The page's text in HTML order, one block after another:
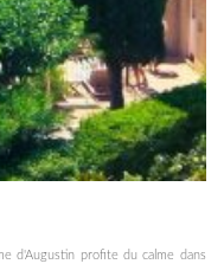
d'Augustin profite du calme dans